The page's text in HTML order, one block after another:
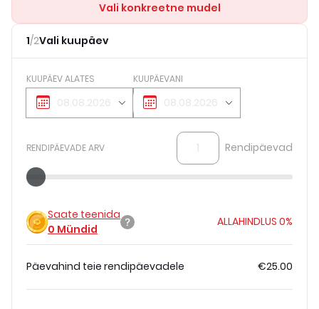
Vali konkreetne mudel
1/2Vali kuupäev
KUUPÄEV ALATES KUUPÄEVANI
RENDIPÄEVADE ARV Rendipäevad
Saate teenida
0 Mündid
ALLAHINDLUS 0%
Päevahind teie rendipäevadele €25.00